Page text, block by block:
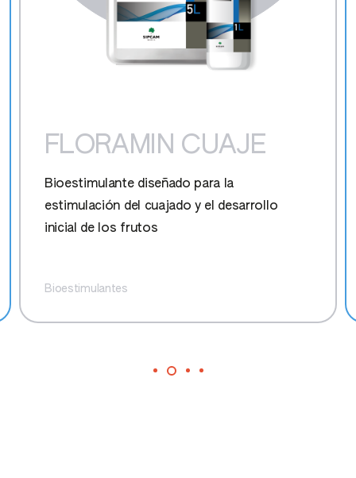
Romero
Salvia
FLORAMIN CUAJE
Bioestimulante diseñado para la
estimulación del cuajado y el desarrollo
inicial de los frutos
Bioestimulantes